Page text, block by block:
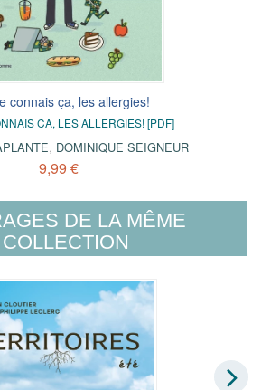
connais ça, les allergies!
CA, LES ALLERGIES! [PDF]
, DOMINIQUE SEIGNEUR
9,99 €
DE LA MÊME
COLLECTION